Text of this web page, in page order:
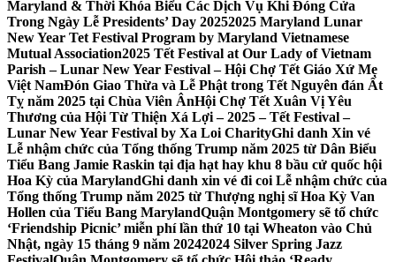
Maryland & Thời Khóa Biểu Các Dịch Vụ Khi Đóng Cửa
Trong Ngày Lễ Presidents’ Day 20252025 Maryland Lunar
New Year Tet Festival Program by Maryland Vietnamese
Mutual Association2025 Tết Festival at Our Lady of Vietnam
Parish – Lunar New Year Festival – Hội Chợ Tết Giáo Xứ Mẹ
Việt NamĐón Giao Thừa và Lễ Phật trong Tết Nguyên đán Ất
Tỵ năm 2025 tại Chùa Viên ÂnHội Chợ Tết Xuân Vị Yêu
Thương của Hội Từ Thiện Xá Lợi – 2025 – Tết Festival –
Lunar New Year Festival by Xa Loi CharityGhi danh Xin vé
Lễ nhậm chức của Tổng thống Trump năm 2025 từ Dân Biểu
Tiểu Bang Jamie Raskin tại địa hạt hay khu 8 bầu cử quốc hội
Hoa Kỳ của MarylandGhi danh xin vé đi coi Lễ nhậm chức của
Tổng thống Trump năm 2025 từ Thượng nghị sĩ Hoa Kỳ Van
Hollen của Tiểu Bang MarylandQuận Montgomery sẽ tổ chức
‘Friendship Picnic’ miễn phí lần thứ 10 tại Wheaton vào Chủ
Nhật, ngày 15 tháng 9 năm 20242024 Silver Spring Jazz